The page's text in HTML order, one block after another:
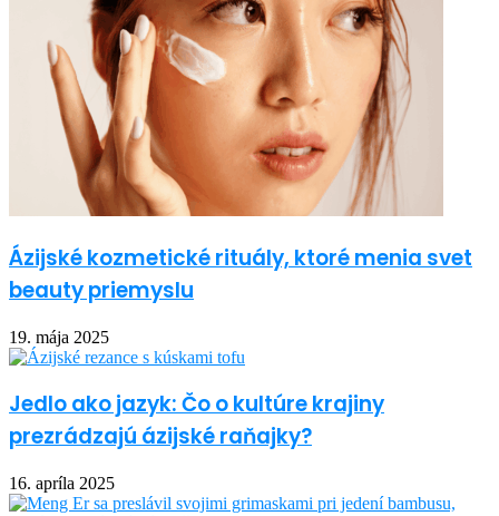
Ázijské kozmetické rituály, ktoré menia svet
beauty priemyslu
19. mája 2025
Jedlo ako jazyk: Čo o kultúre krajiny
prezrádzajú ázijské raňajky?
16. apríla 2025